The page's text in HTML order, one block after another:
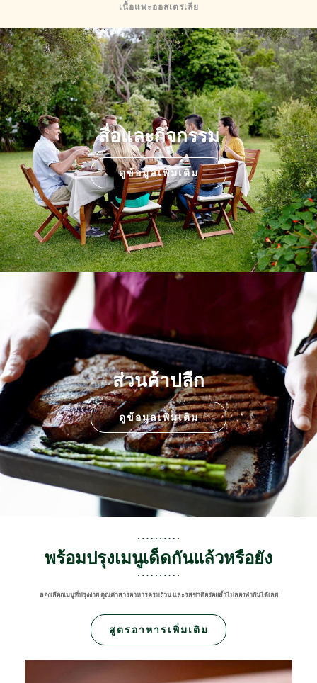
เนื้อแพะออสเตรเลีย
สื่อและกิจกรรม
ดูข้อมูลเพิ่มเติม
ส่วนค้าปลีก
ดูข้อมูลเพิ่มเติม
พร้อมปรุงเมนูเด็ดกันแล้วหรือยัง
ลองเลือกเมนูที่ปรุงง่าย คุณค่าสารอาหารครบถ้วน และรสชาติอร่อยล้ำไปลองทำกันได้เลย
สูตรอาหารเพิ่มเติม